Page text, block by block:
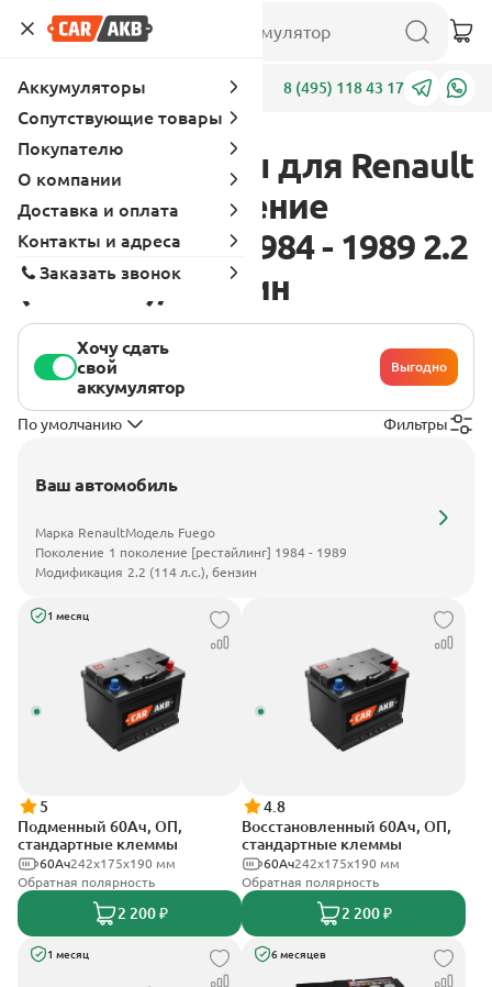
Адреса 8 (495) 118 43 17
Аккумуляторы для Renault
Fuego 1 поколение
[рестайлинг] 1984 - 1989 2.2
(114 л.с.), бензин
Хочу сдать
свой
аккумулятор
Выгодно
По умолчанию Фильтры
Ваш автомобиль
Марка RenaultМодель Fuego
Поколение 1 поколение [рестайлинг] 1984 - 1989
Модификация 2.2 (114 л.с.), бензин
1 месяц
5
Подменный 60Ач, ОП,
стандартные клеммы
242х175х190 мм
60Ач
Обратная полярность
2 200 ₽
4.8
Восстановленный 60Ач, ОП,
стандартные клеммы
242х175х190 мм
60Ач
Обратная полярность
2 200 ₽
1 месяц 6 месяцев
Аккумуляторы
Сопутствующие товары
Покупателю
О компании
Доставка и оплата
Контакты и адреса
Заказать звонок